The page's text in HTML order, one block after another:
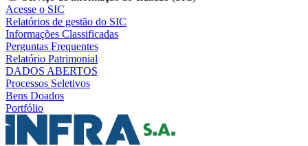
Acesse o SIC
Relatórios de gestão do SIC
Informações Classificadas
Perguntas Frequentes
Relatório Patrimonial
DADOS ABERTOS
Processos Seletivos
Bens Doados
Portfólio